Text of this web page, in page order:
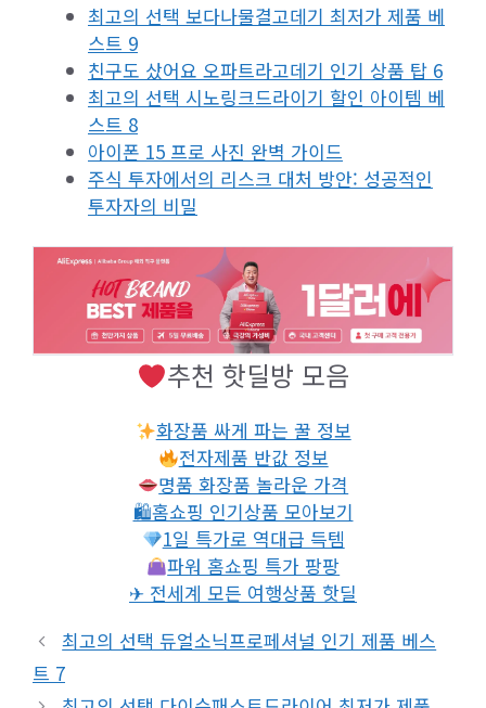
최고의 선택 보다나물결고데기 최저가 제품 베
스트 9
친구도 샀어요 오파트라고데기 인기 상품 탑 6
최고의 선택 시노링크드라이기 할인 아이템 베
스트 8
아이폰 15 프로 사진 완벽 가이드
주식 투자에서의 리스크 대처 방안: 성공적인
투자자의 비밀
추천 핫딜방 모음
화장품 싸게 파는 꿀 정보
전자제품 반값 정보
명품 화장품 놀라운 가격
🛍홈쇼핑 인기상품 모아보기
1일 특가로 역대급 득템
파워 홈쇼핑 특가 팡팡
✈ 전세계 모든 여행상품 핫딜
최고의 선택 듀얼소닉프로페셔널 인기 제품 베스
트 7